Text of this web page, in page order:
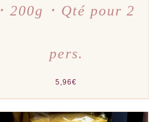
･ 200g ･ Qté pour 2
pers.
5,96€